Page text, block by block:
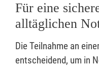
Für eine
alltäglichen
Die Teilnahme an
entscheidend, um in